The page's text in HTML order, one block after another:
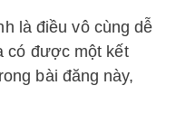
là điều vô cùng dễ
có được một kết
bài đăng này,